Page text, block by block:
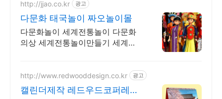
http://jjao.co.kr 광고
다문화 태국놀이 짜오놀이몰
다문화놀이 세계전통놀이 다문화
의상 세계전통놀이만들기 세계전
http://www.redwooddesign.co.kr 광고
캘린더제작 레드우드코퍼레이